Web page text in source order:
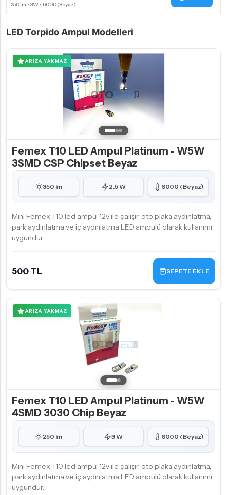
LED Torpido Ampul Modelleri
ARIZA YAKMAZ
Femex T10 LED Ampul Platinum - W5W
3SMD CSP Chipset Beyaz
350 lm 2.5 W 6000 (Beyaz)
Mini Femex T10 led ampul 12v ile çalışır, oto plaka aydınlatma,
park aydınlatma ve iç aydınlatma LED ampulü olarak kullanımı
uygundur.
500 TL SEPETE EKLE
ARIZA YAKMAZ
Femex T10 LED Ampul Platinum - W5W
4SMD 3030 Chip Beyaz
250 lm 3 W 6000 (Beyaz)
Mini Femex T10 led ampul 12v ile çalışır, oto plaka aydınlatma,
park aydınlatma ve iç aydınlatma LED ampulü olarak kullanımı
uygundur.